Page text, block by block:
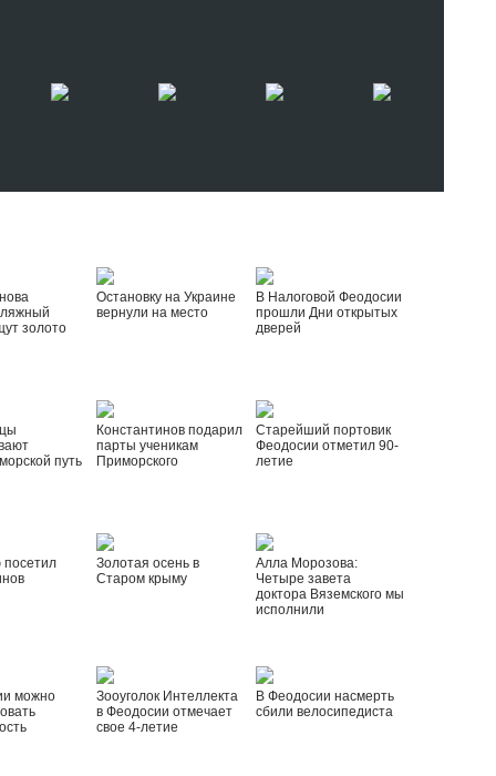
золото
Остановку на Украине
вернули на место
В Налоговой Феодосии
прошли Дни открытых
дверей
путь
Константинов подарил
парты ученикам
Приморского
Старейший портовик
Феодосии отметил 90-
летие
Золотая осень в
Старом крыму
Алла Морозова:
Четыре завета
доктора Вяземского мы
исполнили
можно
Зооуголок Интеллекта
в Феодосии отмечает
свое 4-летие
В Феодосии насмерть
сбили велосипедиста